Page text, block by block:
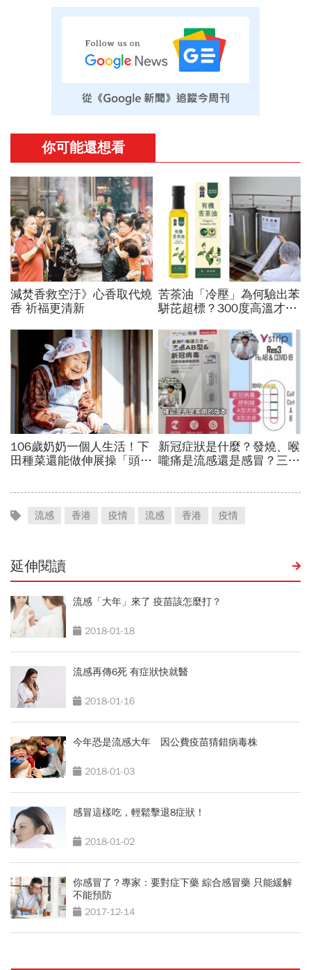
流感 香港 疫情 流感 香港 疫情
延伸閱讀
流感「大年」來了 疫苗該怎麼打？
2018-01-18
流感再傳6死 有症狀快就醫
2018-01-16
今年恐是流感大年 因公費疫苗猜錯病毒株
2018-01-03
感冒這樣吃，輕鬆擊退8症狀！
2018-01-02
你感冒了？專家：要對症下藥 綜合感冒藥 只能緩解
不能預防
2017-12-14